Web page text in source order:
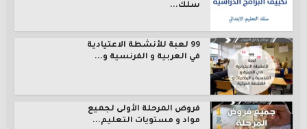
سلك...
99 لعبة للأنشطة الاعتيادية
في العربية و الفرنسية و...
فروض المرحلة الأولى لجميع
مواد و مستويات التعليم...